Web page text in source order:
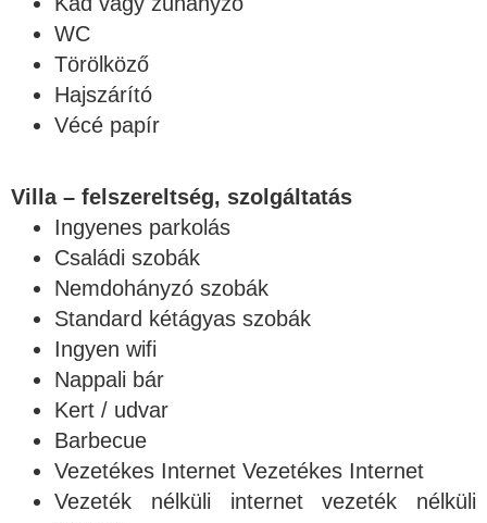
WC
Törölköző
Hajszárító
Vécé papír
Villa – felszereltség, szolgáltatás
Ingyenes parkolás
Családi szobák
Nemdohányzó szobák
Standard kétágyas szobák
Ingyen wifi
Nappali bár
Kert / udvar
Barbecue
Vezetékes Internet Vezetékes Internet
Vezeték nélküli internet vezeték nélküli